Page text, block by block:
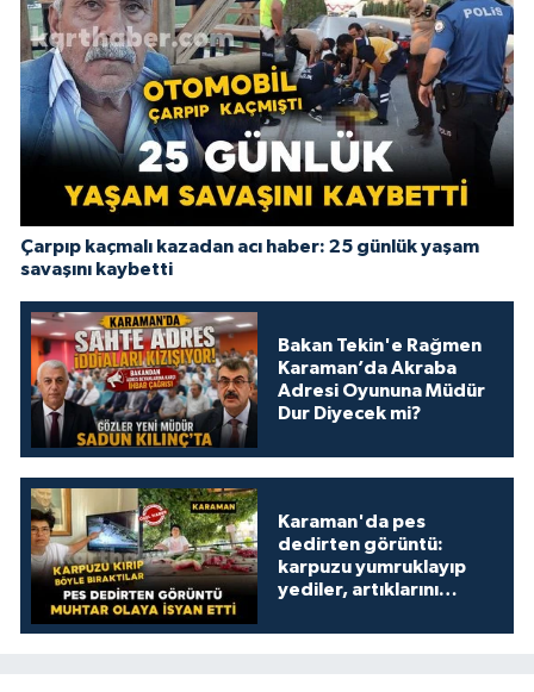
Çarpıp kaçmalı kazadan acı haber: 25 günlük yaşam
savaşını kaybetti
Bakan Tekin'e Rağmen
Karaman’da Akraba
Adresi Oyununa Müdür
Dur Diyecek mi?
Karaman'da pes
dedirten görüntü:
karpuzu yumruklayıp
yediler, artıklarını